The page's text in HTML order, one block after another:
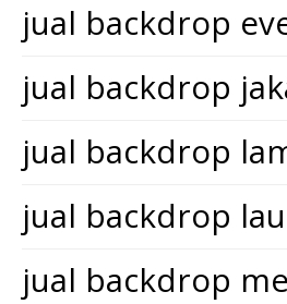
jual backdrop
jual backdrop
jual backdrop
jual backdrop
jual backdrop